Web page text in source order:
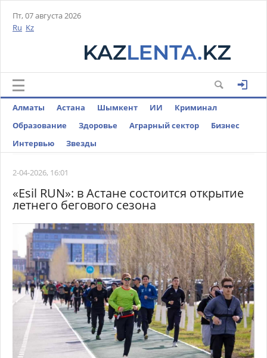
Пт, 07 августа 2026
Ru Kz
Алматы Астана Шымкент ИИ
Криминал
Образование
Здоровье Аграрный сектор
Бизнес
Интервью
Звезды
2-04-2026, 16:01
«Esil RUN»: в Астане состоится открытие
летнего бегового сезона